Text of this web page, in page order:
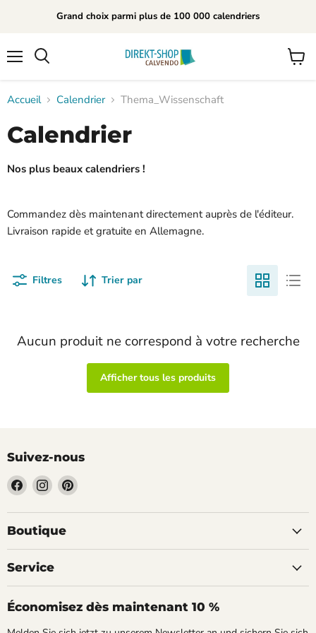
Grand choix parmi plus de 100 000 calendriers
Voir
Accueil Calendrier Thema_Wissenschaft
Calendrier
Nos plus beaux calendriers !
Commandez dès maintenant directement auprès de l'éditeur.
Livraison rapide et gratuite en Allemagne.
Filtres Trier par
Aucun produit ne correspond à votre recherche
Afficher tous les produits
Suivez-nous
Trouvez-
nous
sur
Facebook
Trouvez-
nous
sur
Instagram
Trouvez-
sur
Boutique
Service
Économisez dès maintenant 10 %